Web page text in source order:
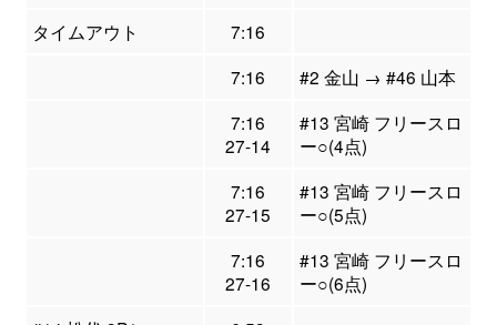
タイムアウト
7:16
7:16
#2 金山 → #46 山本
7:16
27-14
#13 宮崎 フリースロ
ー○(4点)
7:16
27-15
#13 宮崎 フリースロ
ー○(5点)
7:16
27-16
#13 宮崎 フリースロ
ー○(6点)